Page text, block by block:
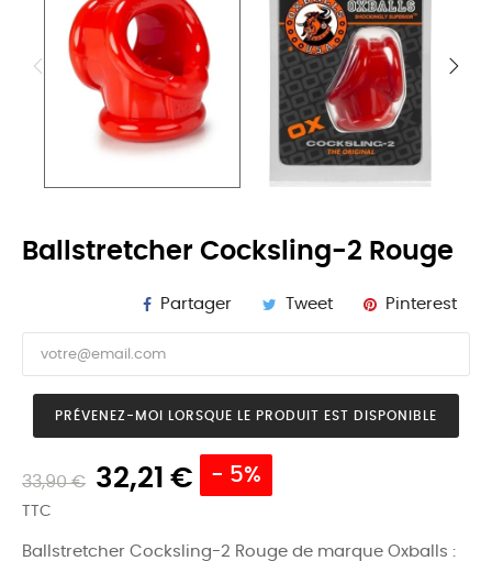
Ballstretcher Cocksling-2 Rouge
Partager Tweet Pinterest
PRÉVENEZ-MOI LORSQUE LE PRODUIT EST DISPONIBLE
33,90 € 32,21 € - 5%
TTC
Ballstretcher Cocksling-2 Rouge de marque Oxballs :